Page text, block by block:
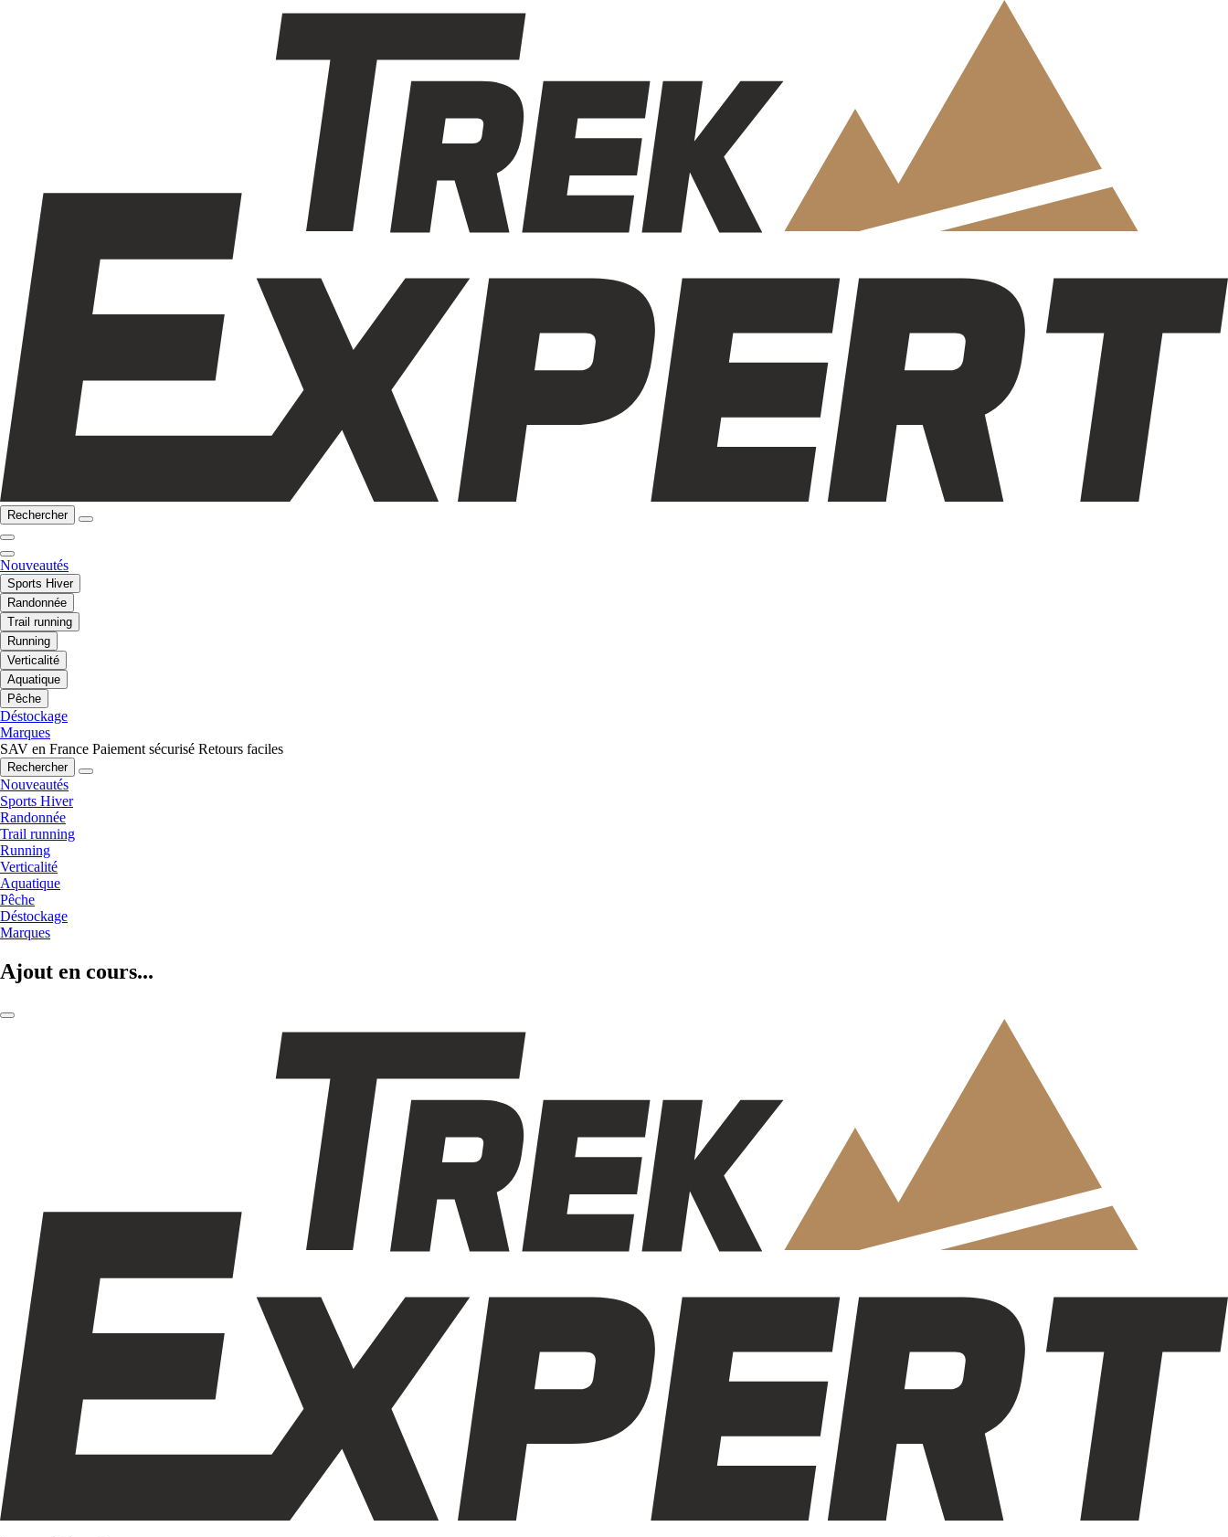
Rechercher
Nouveautés
Sports Hiver
Randonnée
Trail running
Running
Verticalité
Aquatique
Pêche
Déstockage
Marques
SAV en France Paiement sécurisé Retours faciles
Rechercher
Nouveautés
Sports Hiver
Randonnée
Trail running
Running
Verticalité
Aquatique
Pêche
Déstockage
Marques
Ajout en cours...